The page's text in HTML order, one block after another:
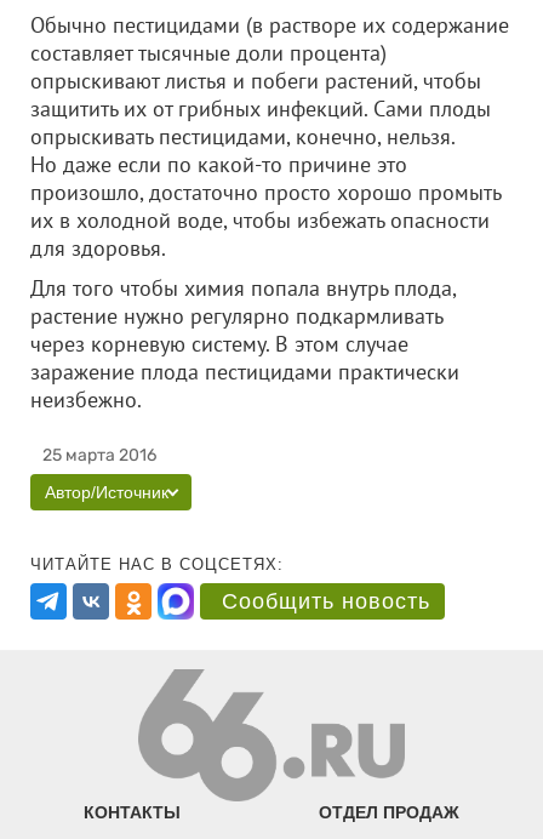
Обычно пестицидами (в растворе их содержание
составляет тысячные доли процента)
опрыскивают листья и побеги растений, чтобы
защитить их от грибных инфекций. Сами плоды
опрыскивать пестицидами, конечно, нельзя.
Но даже если по какой-то причине это
произошло, достаточно просто хорошо промыть
их в холодной воде, чтобы избежать опасности
для здоровья.
Для того чтобы химия попала внутрь плода,
растение нужно регулярно подкармливать
через корневую систему. В этом случае
заражение плода пестицидами практически
неизбежно.
25 марта 2016
Автор/Источник
ЧИТАЙТЕ НАС В СОЦСЕТЯХ:
Сообщить новость
КОНТАКТЫ ОТДЕЛ ПРОДАЖ